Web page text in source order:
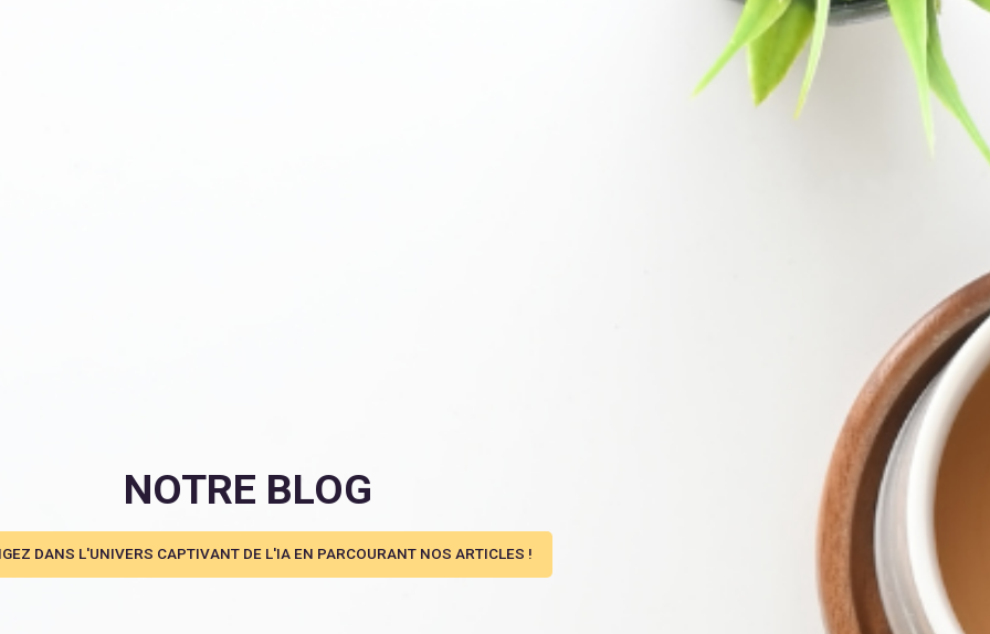
NOTRE BLOG
DANS L'UNIVERS CAPTIVANT DE L'IA EN PARCOURANT NOS ARTICLES !